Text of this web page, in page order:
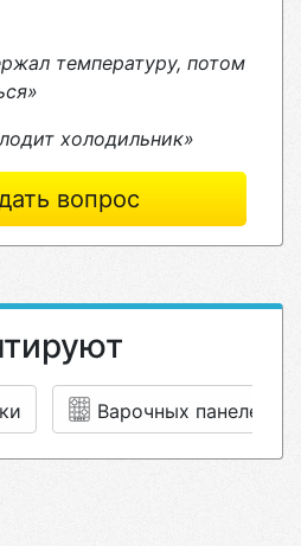
температуру, потом
холодильник»
вопрос
Варочных панелей